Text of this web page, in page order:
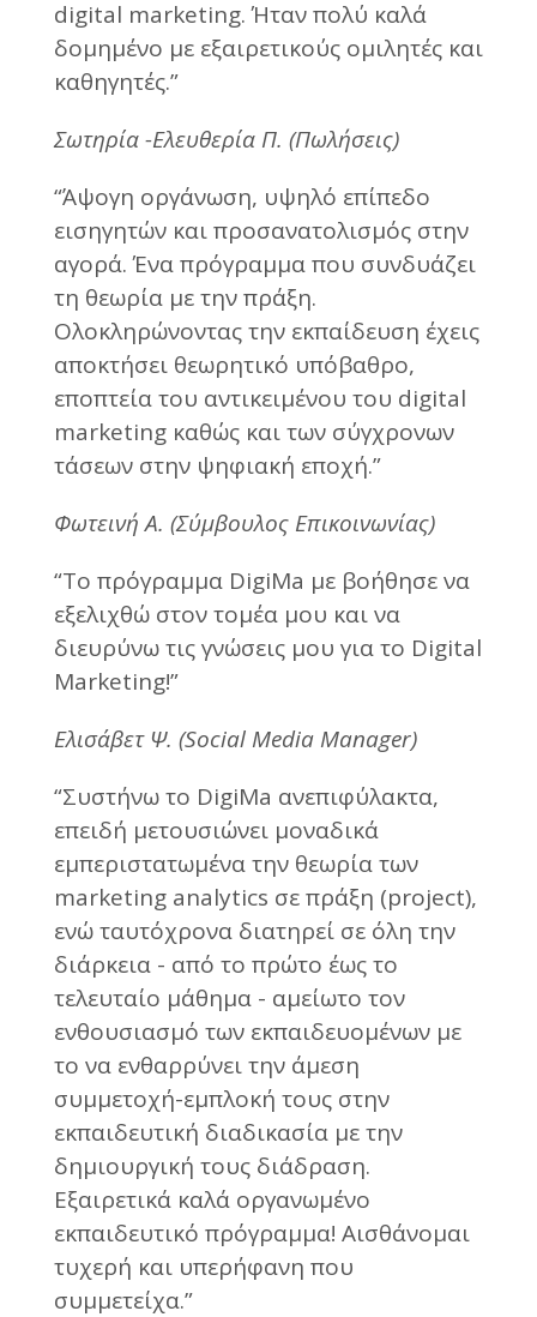
digital marketing. Ήταν πολύ καλά
δομημένο με εξαιρετικούς ομιλητές και
καθηγητές.”
Σωτηρία -Ελευθερία Π. (Πωλήσεις)
“Άψογη οργάνωση, υψηλό επίπεδο
εισηγητών και προσανατολισμός στην
αγορά. Ένα πρόγραμμα που συνδυάζει
τη θεωρία με την πράξη.
Ολοκληρώνοντας την εκπαίδευση έχεις
αποκτήσει θεωρητικό υπόβαθρο,
εποπτεία του αντικειμένου του digital
marketing καθώς και των σύγχρονων
τάσεων στην ψηφιακή εποχή.”
Φωτεινή Α. (Σύμβουλος Επικοινωνίας)
“Το πρόγραμμα DigiMa με βοήθησε να
εξελιχθώ στον τομέα μου και να
διευρύνω τις γνώσεις μου για το Digital
Marketing!”
Ελισάβετ Ψ. (Social Media Manager)
“Συστήνω το DigiMa ανεπιφύλακτα,
επειδή μετουσιώνει μοναδικά
εμπεριστατωμένα την θεωρία των
marketing analytics σε πράξη (project),
ενώ ταυτόχρονα διατηρεί σε όλη την
διάρκεια - από το πρώτο έως το
τελευταίο μάθημα - αμείωτο τον
ενθουσιασμό των εκπαιδευομένων με
το να ενθαρρύνει την άμεση
συμμετοχή-εμπλοκή τους στην
εκπαιδευτική διαδικασία με την
δημιουργική τους διάδραση.
Εξαιρετικά καλά οργανωμένο
εκπαιδευτικό πρόγραμμα! Αισθάνομαι
τυχερή και υπερήφανη που
συμμετείχα.”